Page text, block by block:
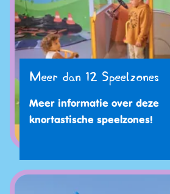
Meer dan 12 Speelzones
Meer informatie over deze
knortastische speelzones!